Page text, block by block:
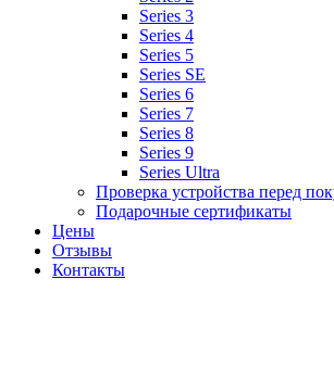
Series 3
Series 4
Series 5
Series SE
Series 6
Series 7
Series 8
Series 9
Series Ultra
Проверка устройства перед
Подарочные сертификаты
Цены
Отзывы
Контакты